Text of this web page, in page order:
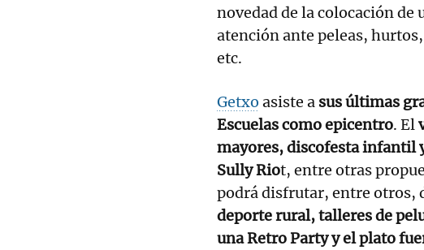
novedad de la colocación de
atención ante peleas,
etc.
Getxo asiste a sus últimas
Escuelas como epicentro. El
mayores, discofesta infantil
Sully Riot, entre otras
podrá disfrutar, entre otros,
deporte rural, talleres de
una Retro Party y el plato